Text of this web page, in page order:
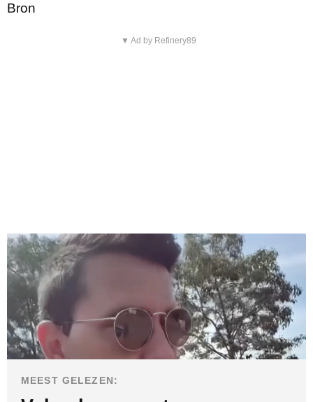
Bron
▼ Ad by Refinery89
MEEST GELEZEN: